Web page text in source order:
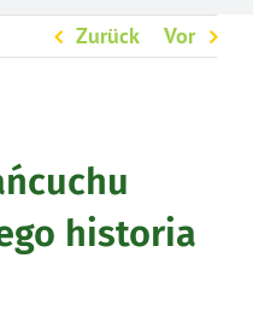
Zurück Vor
historia